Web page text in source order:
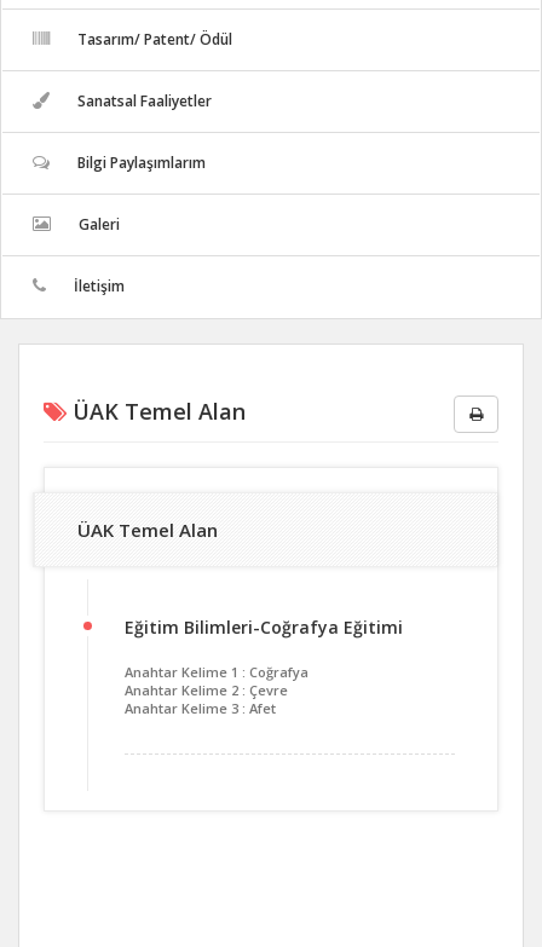
Tasarım/ Patent/ Ödül
Sanatsal Faaliyetler
Bilgi Paylaşımlarım
Galeri
İletişim
ÜAK Temel Alan
ÜAK Temel Alan
Eğitim Bilimleri-Coğrafya Eğitimi
Anahtar Kelime 1 : Coğrafya
Anahtar Kelime 2 : Çevre
Anahtar Kelime 3 : Afet